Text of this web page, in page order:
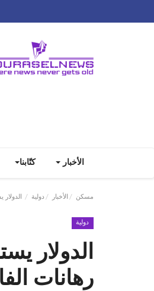
الأخبار كتّابنا
مسكن الأخبار دولية
دولية
الدولار
رهانات